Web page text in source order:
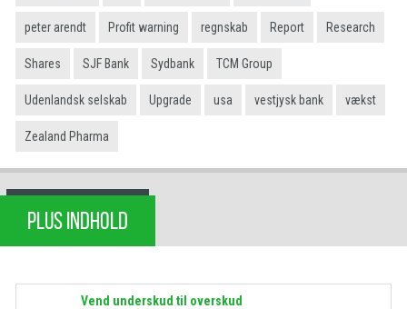
peter arendt Profit warning regnskab Report Research
Shares SJF Bank Sydbank TCM Group
Udenlandsk selskab Upgrade usa vestjysk bank vækst
Zealand Pharma
PLUS INDHOLD
Vend underskud til overskud